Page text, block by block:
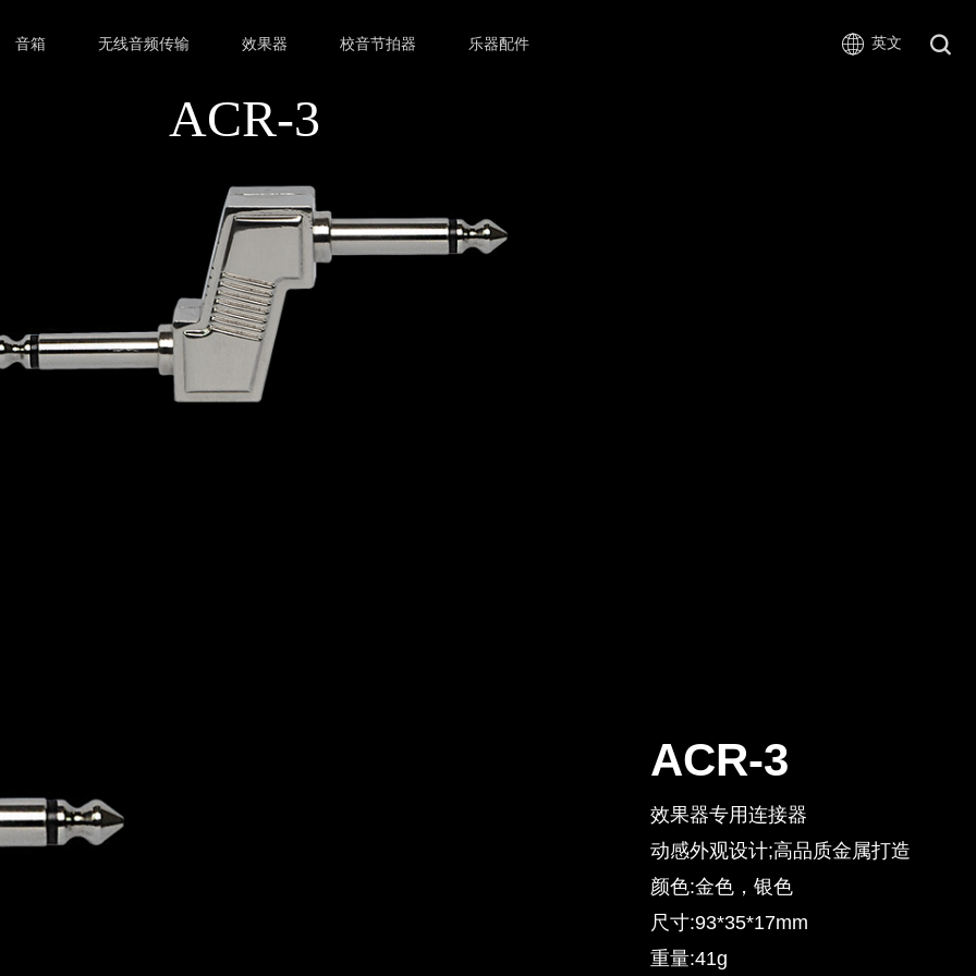
ACR-3
音箱 无线音频传输 效果器 校音节拍器 乐器配件 英文
ACR-3
效果器专用连接器
动感外观设计;高品质金属打造
颜色:金色，银色
尺寸:93*35*17mm
重量:41g